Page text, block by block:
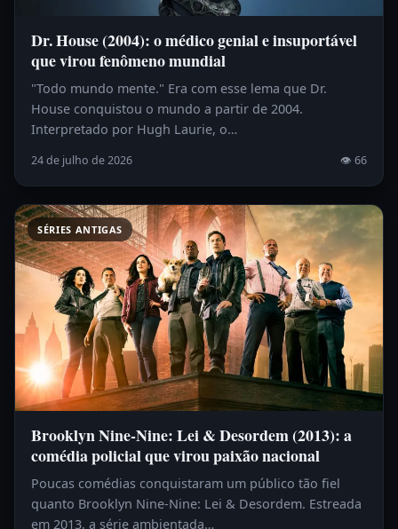
Dr. House (2004): o médico genial e insuportável
que virou fenômeno mundial
"Todo mundo mente." Era com esse lema que Dr.
House conquistou o mundo a partir de 2004.
Interpretado por Hugh Laurie, o…
24 de julho de 2026 👁 66
SÉRIES ANTIGAS
Brooklyn Nine-Nine: Lei & Desordem (2013): a
comédia policial que virou paixão nacional
Poucas comédias conquistaram um público tão fiel
quanto Brooklyn Nine-Nine: Lei & Desordem. Estreada
em 2013, a série ambientada…